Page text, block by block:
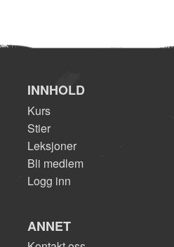
INNHOLD
Kurs
Stier
Leksjoner
Bli medlem
Logg inn
ANNET